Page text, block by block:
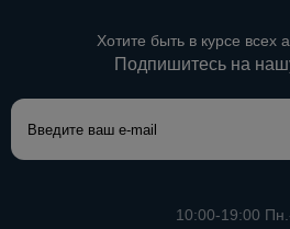
Хотите быть в курсе всех
Подпишитесь на
10:00-19:00